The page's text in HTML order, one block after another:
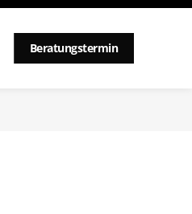
Beratungstermin